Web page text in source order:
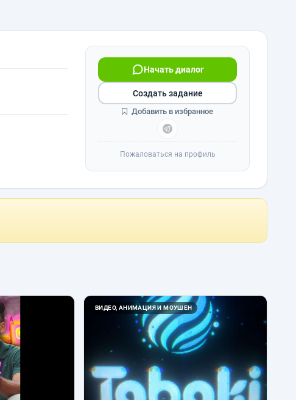
Начать диалог
Создать задание
Добавить в избранное
Пожаловаться на профиль
ВИДЕО, АНИМАЦИЯ И МОУШЕН